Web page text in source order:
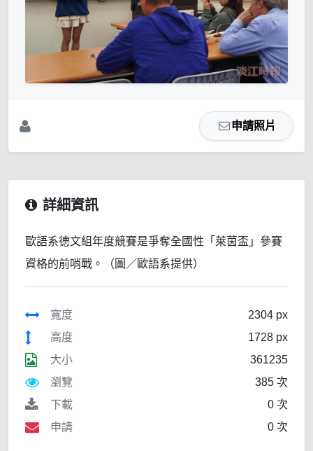
申請照片
詳細資訊
歐語系德文組年度競賽是爭奪全國性「萊茵盃」參賽
資格的前哨戰。（圖／歐語系提供）
寬度
2304 px
高度
1728 px
大小
361235
瀏覽
385 次
下載
0 次
申請
0 次